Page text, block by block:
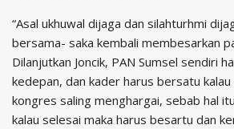
“Asal ukhuwal dijaga dan silahturhmi
bersama- saka kembali membesarkan
Dilanjutkan Joncik, PAN Sumsel sendiri
kedepan, dan kader harus bersatu
kongres saling menghargai, sebab hal
kalau selesai maka harus besartu dan